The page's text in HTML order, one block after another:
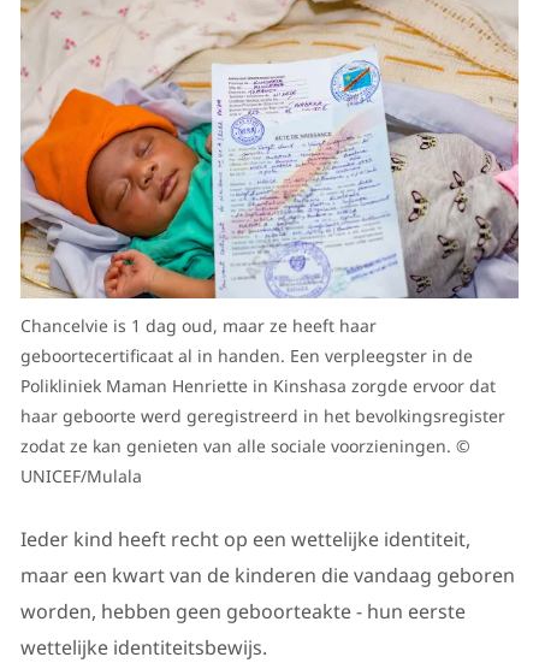
Chancelvie is 1 dag oud, maar ze heeft haar
geboortecertificaat al in handen. Een verpleegster in de
Polikliniek Maman Henriette in Kinshasa zorgde ervoor dat
haar geboorte werd geregistreerd in het bevolkingsregister
zodat ze kan genieten van alle sociale voorzieningen. ©
UNICEF/Mulala
Ieder kind heeft recht op een wettelijke identiteit,
maar een kwart van de kinderen die vandaag geboren
worden, hebben geen geboorteakte - hun eerste
wettelijke identiteitsbewijs.